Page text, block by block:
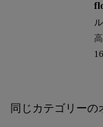
同じカテゴリーの